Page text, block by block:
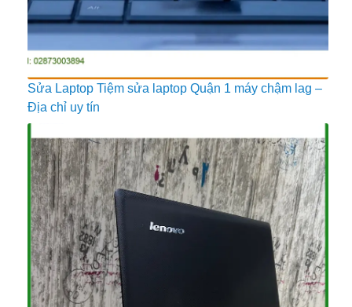
Sửa Laptop Tiệm sửa laptop Quận 1 máy chậm lag –
Địa chỉ uy tín